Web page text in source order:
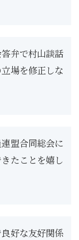
弁で村山談話
場を修正しな
盟合同総会に
たことを嬉し
好な友好関係